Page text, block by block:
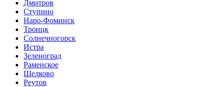
Дмитров
Ступино
Наро-Фоминск
Троицк
Солнечногорск
Истра
Зеленоград
Раменское
Щелково
Реутов